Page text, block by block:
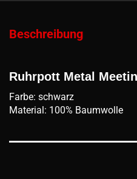
Beschreibung
Ruhrpott Metal
Farbe: schwarz
Material: 100% Baumwolle